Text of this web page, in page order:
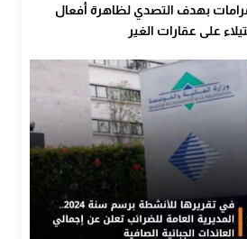
بهدف التصدي لظاهرة أفعال
على عقارات الغير